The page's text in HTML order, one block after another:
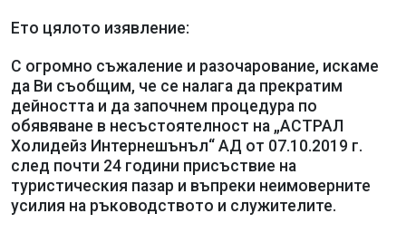
Ето цялото изявление:
С огромно съжаление и разочарование, искаме
да Ви съобщим, че се налага да прекратим
дейността и да започнем процедура по
обявяване в несъстоятелност на „АСТРАЛ
Холидейз Интернешънъл“ АД от 07.10.2019 г.
след почти 24 години присъствие на
туристическия пазар и въпреки неимоверните
усилия на ръководството и служителите.